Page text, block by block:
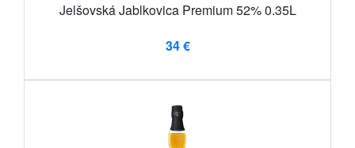
Jelšovská Jablkovica Premium 52% 0.35L
34 €